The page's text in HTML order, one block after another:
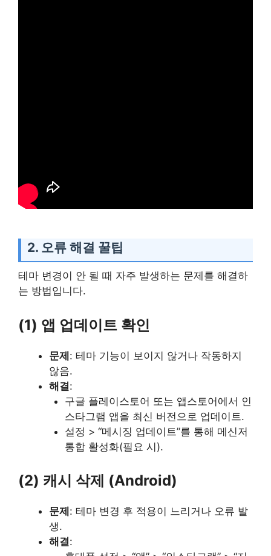
2. 오류 해결 꿀팁
테마 변경이 안 될 때 자주 발생하는 문제를 해결하
는 방법입니다.
(1) 앱 업데이트 확인
문제: 테마 기능이 보이지 않거나 작동하지
않음.
해결:
구글 플레이스토어 또는 앱스토어에서 인
스타그램 앱을 최신 버전으로 업데이트.
설정 > “메시징 업데이트”를 통해 메신저
통합 활성화(필요 시).
(2) 캐시 삭제 (Android)
문제 : 테마 변경 후 적용이 느리거나 오류 발
생.
해결: